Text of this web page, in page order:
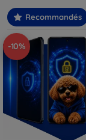
Recommandés
-10%